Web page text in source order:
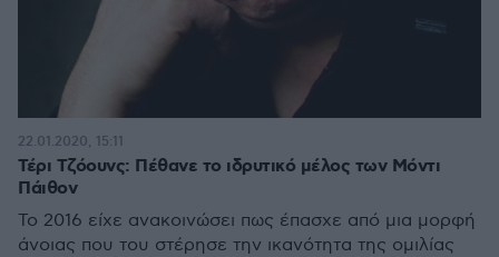
Τέρι Τζόουνς: Πέθανε το ιδρυτικό μέλος των Μόντι
Πάιθον
Το 2016 είχε ανακοινώσει πως έπασχε από μια μορφή
άνοιας που του στέρησε την ικανότητα της ομιλίας
22.01.2020, 15:11